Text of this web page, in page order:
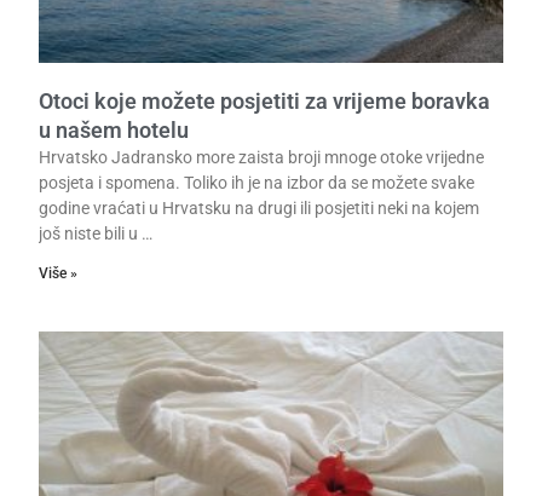
Otoci koje možete posjetiti za vrijeme boravka
u našem hotelu
Hrvatsko Jadransko more zaista broji mnoge otoke vrijedne
posjeta i spomena. Toliko ih je na izbor da se možete svake
godine vraćati u Hrvatsku na drugi ili posjetiti neki na kojem
još niste bili u …
Više »